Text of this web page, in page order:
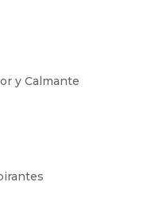
y Calmante